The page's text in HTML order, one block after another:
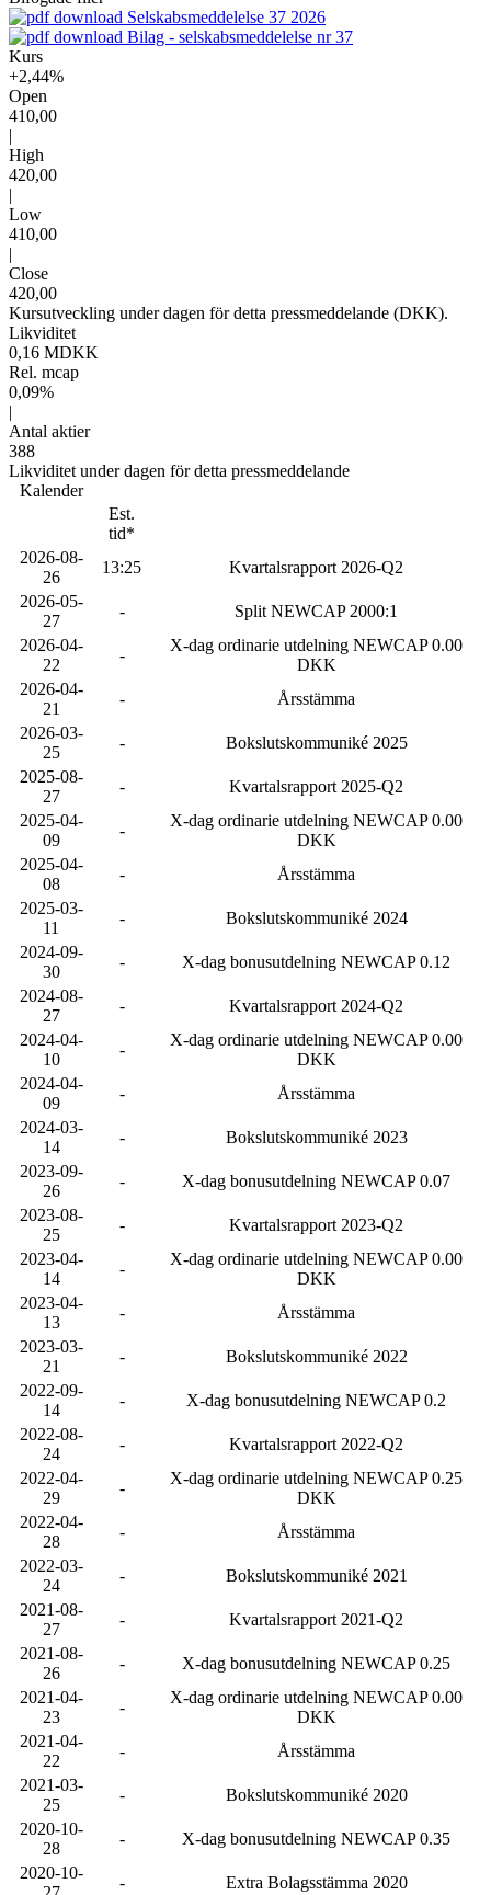
Selskabsmeddelelse 37 2026
Bilag - selskabsmeddelelse nr 37
Kurs
+2,44%
Open
410,00
|
High
420,00
|
Low
410,00
|
Close
420,00
Kursutveckling under dagen för detta pressmeddelande (DKK).
Likviditet
0,16 MDKK
Rel. mcap
0,09%
|
Antal aktier
388
Likviditet under dagen för detta pressmeddelande
Kalender
Est.
tid*
2026-08-
26
13:25
Kvartalsrapport 2026-Q2
2026-05-
27
-
Split NEWCAP 2000:1
2026-04-
22
-
X-dag ordinarie utdelning NEWCAP 0.00
DKK
2026-04-
21
-
Årsstämma
2026-03-
25
-
Bokslutskommuniké 2025
2025-08-
27
-
Kvartalsrapport 2025-Q2
2025-04-
09
-
X-dag ordinarie utdelning NEWCAP 0.00
DKK
2025-04-
08
-
Årsstämma
2025-03-
11
-
Bokslutskommuniké 2024
2024-09-
30
-
X-dag bonusutdelning NEWCAP 0.12
2024-08-
27
-
Kvartalsrapport 2024-Q2
2024-04-
10
-
X-dag ordinarie utdelning NEWCAP 0.00
DKK
2024-04-
09
-
Årsstämma
2024-03-
14
-
Bokslutskommuniké 2023
2023-09-
26
-
X-dag bonusutdelning NEWCAP 0.07
2023-08-
25
-
Kvartalsrapport 2023-Q2
2023-04-
14
-
X-dag ordinarie utdelning NEWCAP 0.00
DKK
2023-04-
13
-
Årsstämma
2023-03-
21
-
Bokslutskommuniké 2022
2022-09-
14
-
X-dag bonusutdelning NEWCAP 0.2
2022-08-
24
-
Kvartalsrapport 2022-Q2
2022-04-
29
-
X-dag ordinarie utdelning NEWCAP 0.25
DKK
2022-04-
28
-
Årsstämma
2022-03-
24
-
Bokslutskommuniké 2021
2021-08-
27
-
Kvartalsrapport 2021-Q2
2021-08-
26
-
X-dag bonusutdelning NEWCAP 0.25
2021-04-
23
-
X-dag ordinarie utdelning NEWCAP 0.00
DKK
2021-04-
22
-
Årsstämma
2021-03-
25
-
Bokslutskommuniké 2020
2020-10-
28
-
X-dag bonusutdelning NEWCAP 0.35
2020-10-
- Extra Bolagsstämma 2020